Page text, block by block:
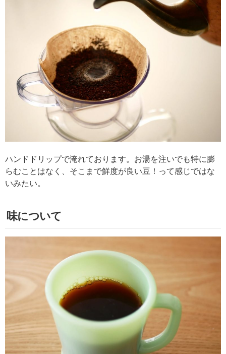
ハンドドリップで淹れております。お湯を注いでも特に膨
らむことはなく、そこまで鮮度が良い豆！って感じではな
いみたい。
味について